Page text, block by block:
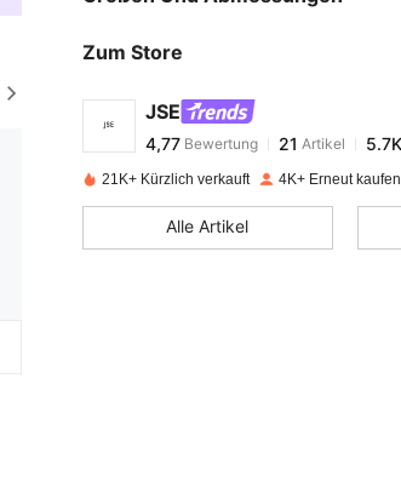
Zum Store
JSE
4,77
4,77 Bewertung
j***kbezahltVor 1 Tag
21K+ Kürzlich verkauft 4K+ Erneut kaufen
Alle Artikel